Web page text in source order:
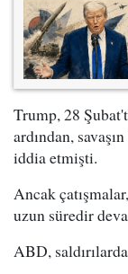
Trump, 28
ardından,
iddia etmişti.
Ancak
uzun süredir
ABD,